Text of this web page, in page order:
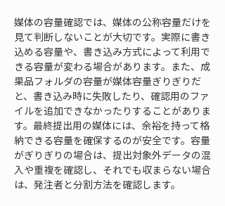
媒体の容量確認では、媒体の公称容量だけを
見て判断しないことが大切です。実際に書き
込める容量や、書き込み方式によって利用で
きる容量が変わる場合があります。また、成
果品フォルダの容量が媒体容量ぎりぎりだ
と、書き込み時に失敗したり、確認用のファ
イルを追加できなかったりすることがありま
す。最終提出用の媒体には、余裕を持って格
納できる容量を確保するのが安全です。容量
がぎりぎりの場合は、提出対象外データの混
入や重複を確認し、それでも収まらない場合
は、発注者と分割方法を確認します。